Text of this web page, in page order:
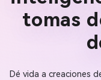
tomas
Dé vida a creaciones